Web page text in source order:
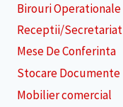
Birouri Operationale
Receptii/Secretariat
Mese De Conferinta
Stocare Documente
Mobilier comercial